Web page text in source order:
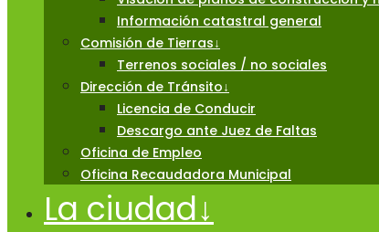
Información catastral general
Comisión de Tierras↓
Terrenos sociales / no sociales
Dirección de Tránsito↓
Licencia de Conducir
Descargo ante Juez de Faltas
Oficina de Empleo
Oficina Recaudadora Municipal
La ciudad↓